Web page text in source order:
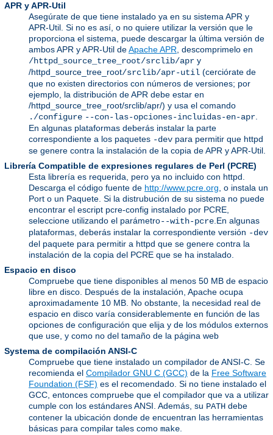
APR y APR-Util
Asegúrate de que tiene instalado ya en su sistema APR y
APR-Util. Si no es así, o no quiere utilizar la versión que le
proporciona el sistema, puede descargar la última versión de
ambos APR y APR-Util deApache APR, descomprimelo en
/httpd_source_tree_root/srclib/apr y
/httpd_source_tree_root/srclib/apr-util (cerciórate de
que no existen directorios con números de versiones; por
ejemplo, la distribución de APR debe estar en
/httpd_source_tree_root/srclib/apr/) y usa el comando
./configure --con-las-opciones-incluidas-en-apr.
En algunas plataformas deberás instalar la parte
correspondiente a los paquetes -dev para permitir que httpd
se genere contra la instalación de la copia de APR y APR-Util.
Librería Compatible de expresiones regulares de Perl (PCRE)
Esta librería es requerida, pero ya no incluido con httpd.
Descarga el código fuente de http://www.pcre.org, o instala un
Port o un Paquete. Si la distrubución de su sistema no puede
encontrar el escript pcre-config instalado por PCRE,
seleccione utilizando el parámetro--with-pcre.En algunas
plataformas, deberás instalar la correspondiente versión -dev
del paquete para permitir a httpd que se genere contra la
instalación de la copia del PCRE que se ha instalado.
Espacio en disco
Compruebe que tiene disponibles al menos 50 MB de espacio
libre en disco. Después de la instalación, Apache ocupa
aproximadamente 10 MB. No obstante, la necesidad real de
espacio en disco varía considerablemente en función de las
opciones de configuración que elija y de los módulos externos
que use, y como no del tamaño de la página web
Systema de compilación ANSI-C
Compruebe que tiene instalado un compilador de ANSI-C. Se
recomienda el Compilador GNU C (GCC) de la Free Software
Foundation (FSF) es el recomendado. Si no tiene instalado el
GCC, entonces compruebe que el compilador que va a utilizar
cumple con los estándares ANSI. Además, su PATH debe
contener la ubicación donde de encuentran las herramientas
básicas para compilar tales como make.